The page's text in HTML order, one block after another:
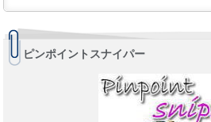
ピンポイントスナイパー